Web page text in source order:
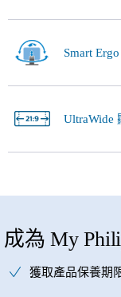
Smart Ergo
UltraWide
成為 My
獲取產品保養期